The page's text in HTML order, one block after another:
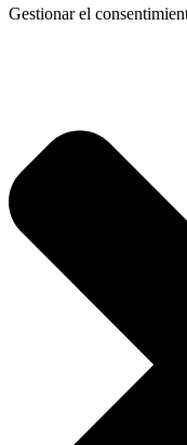
Gestionar el